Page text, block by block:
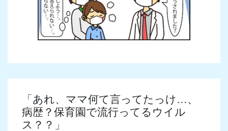
「あれ、ママ何て言ってたっけ…、
病歴？保育園で流行ってるウイル
ス？？」